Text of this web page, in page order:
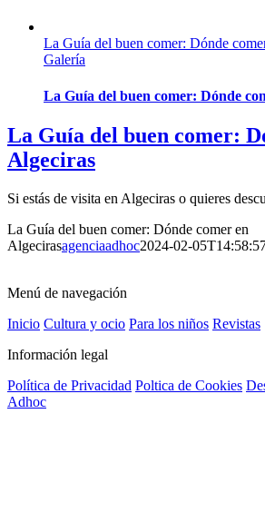
La Guía del buen comer: Dónde
Galería
La Guía del buen comer: Dónde
La Guía del buen comer:
Algeciras
Si estás de visita en Algeciras o quieres
La Guía del buen comer: Dónde comer en
Algecirasagenciaadhoc2024-02-
Menú de navegación
Inicio Cultura y ocio Para los niños Revistas
Información legal
Política de Privacidad Poltica de Cookies
Adhoc